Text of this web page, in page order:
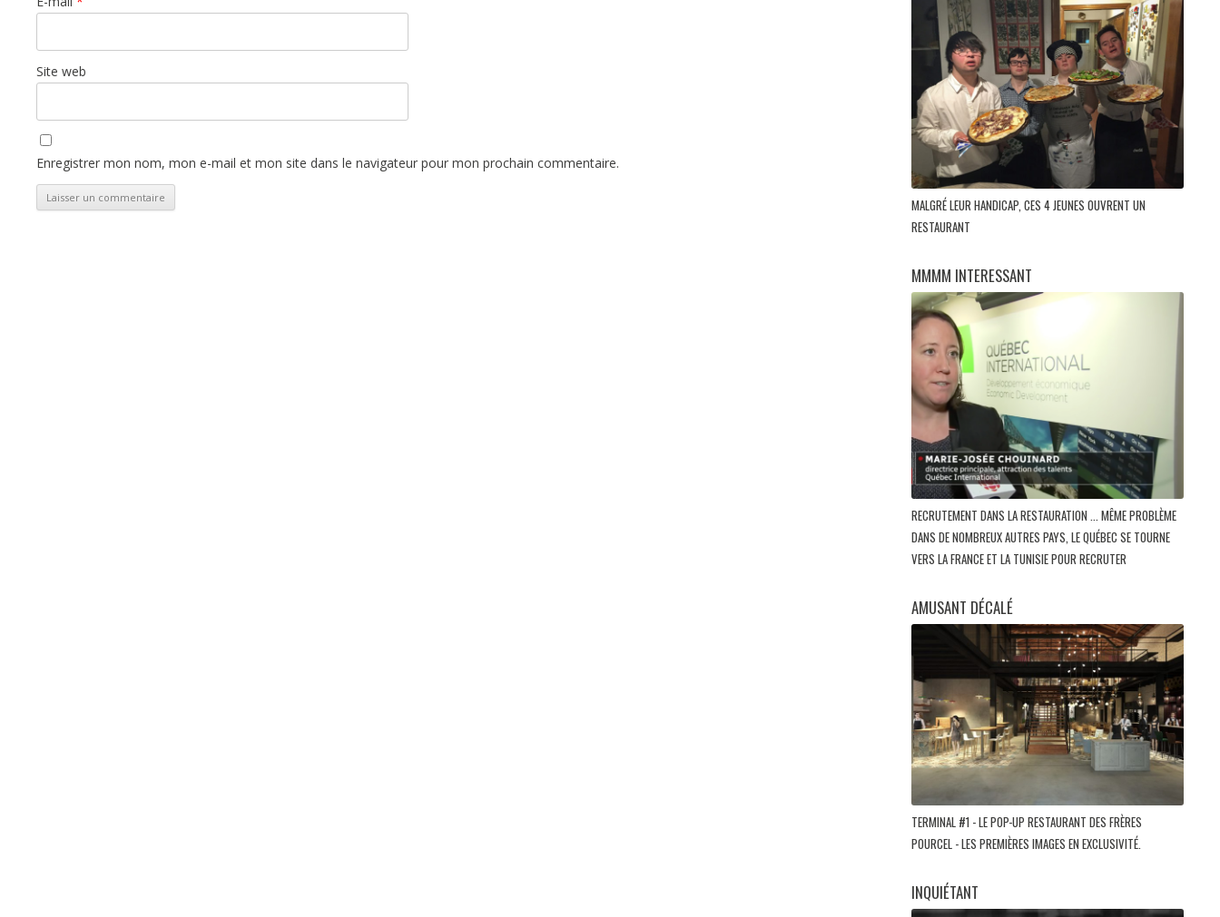
Site web
Enregistrer mon nom, mon e-mail et mon site dans le navigateur pour mon prochain commentaire.
MALGRÉ LEUR HANDICAP, CES 4 JEUNES OUVRENT UN
RESTAURANT
MMMM INTERESSANT
RECRUTEMENT DANS LA RESTAURATION ... MÊME PROBLÈME
DANS DE NOMBREUX AUTRES PAYS, LE QUÉBEC SE TOURNE
VERS LA FRANCE ET LA TUNISIE POUR RECRUTER
AMUSANT DÉCALÉ
TERMINAL #1 - LE POP-UP RESTAURANT DES FRÈRES
POURCEL - LES PREMIÈRES IMAGES EN EXCLUSIVITÉ.
INQUIÉTANT